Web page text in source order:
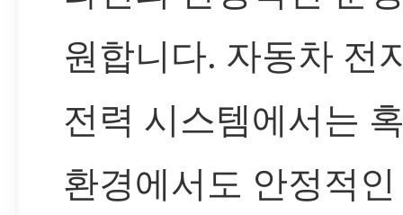
원합니다. 자동차 전
전력 시스템에서는
환경에서도 안정적